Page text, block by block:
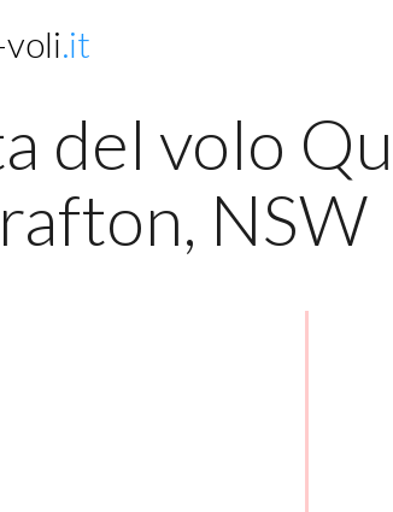
.it
del volo
NSW